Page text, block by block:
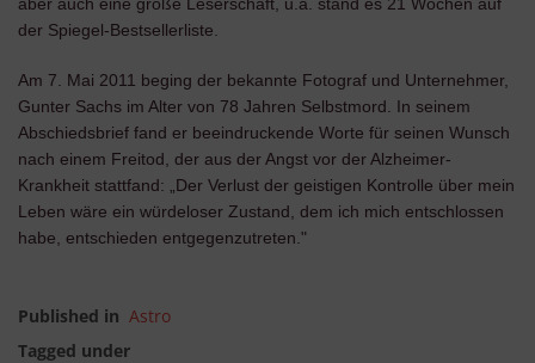
der Spiegel-Bestsellerliste.
Am 7. Mai 2011 beging der bekannte Fotograf und Unternehmer,
Gunter Sachs im Alter von 78 Jahren Selbstmord. In seinem
Abschiedsbrief fand er beeindruckende Worte für seinen Wunsch
nach einem Freitod, der aus der Angst vor der Alzheimer-
Krankheit stattfand: „Der Verlust der geistigen Kontrolle über mein
Leben wäre ein würdeloser Zustand, dem ich mich entschlossen
habe, entschieden entgegenzutreten."
Published in Astro
Tagged under